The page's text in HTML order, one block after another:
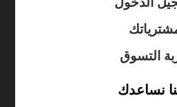
التسوق
نساعدك